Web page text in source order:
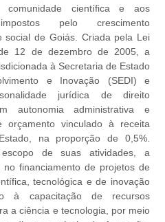
comunidade científica e aos
pelo crescimento
social de Goiás. Criada pela Lei
12 de dezembro de 2005, a
à Secretaria de Estado
e Inovação (SEDI) e
jurídica de direito
autonomia administrativa e
orçamento vinculado à receita
na proporção de 0,5%.
de suas atividades, a
no financiamento de projetos de
tecnológica e de inovação
à capacitação de recursos
a ciência e tecnologia, por meio